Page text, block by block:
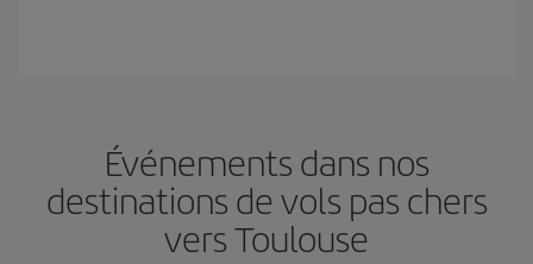
Événements dans nos
destinations de vols pas chers
vers Toulouse